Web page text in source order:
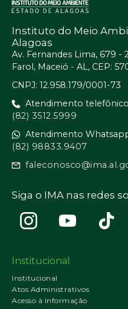
Instituto do Meio
Alagoas
Av. Fernandes Lima, 679 -
Farol, Maceió - AL, CEP:
CNPJ: 12.958.179/0001-73
Atendimento telefônico
(82) 3512.5999
Atendimento
(82) 98833.9407
Siga o IMA nas redes
Institucional
Institucional
Atos Administrativos
Acesso à Informação